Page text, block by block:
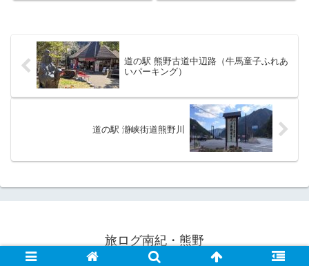
道の駅 熊野古道中辺路（牛馬童子ふれあ
いパーキング）
道の駅 瀞峡街道熊野川
旅ログ南紀・熊野
© 2020 旅ログ南紀・熊野.